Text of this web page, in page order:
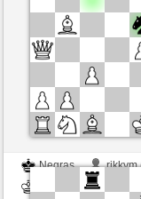
Esta partida es por
Negras
rikkym